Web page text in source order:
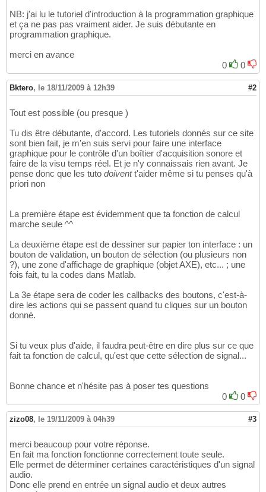
NB: j'ai lu le tutoriel d'introduction à la programmation graphique
et ça ne pas pas vraiment aider. Je suis débutante en
programmation graphique.
merci en avance
0
0
Bktero, le 18/11/2009 à 12h39 #2
Tout est possible (ou presque )
Tu dis être débutante, d'accord. Les tutoriels donnés sur ce site
sont bien fait, je m'en suis servi pour faire une interface
graphique pour le contrôle d'un boîtier d'acquisition sonore et
faire de la visu temps réel. Et je n'y connaissais rien avant. Je
pense donc que les tuto doiventt'aider même si tu penses qu'à
priori non
La première étape est évidemment que ta fonction de calcul
marche seule ^^
La deuxième étape est de dessiner sur papier ton interface : un
bouton de validation, un bouton de sélection (ou plusieurs non
?), une zone d'affichage de graphique (objet AXE), etc... ; une
fois fait, tu la codes dans Matlab.
La 3e étape sera de coder les callbacks des boutons, c'est-à-
dire les actions qui se passent quand tu cliques sur un bouton
donné.
Si tu veux plus d'aide, il faudra peut-être en dire plus sur ce que
fait ta fonction de calcul, qu'est que cette sélection de signal...
Bonne chance et n'hésite pas à poser tes questions
0
0
zizo08, le 19/11/2009 à 04h39 #3
merci beaucoup pour votre réponse.
En fait ma fonction fonctionne correctement toute seule.
Elle permet de déterminer certaines caractéristiques d'un signal
audio.
Donc elle prend en entrée un signal audio et deux autres